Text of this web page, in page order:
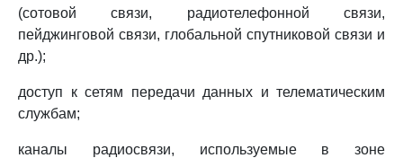
(сотовой связи, радиотелефонной связи,
пейджинговой связи, глобальной спутниковой связи и
др.);
доступ к сетям передачи данных и телематическим
службам;
каналы радиосвязи, используемые в зоне